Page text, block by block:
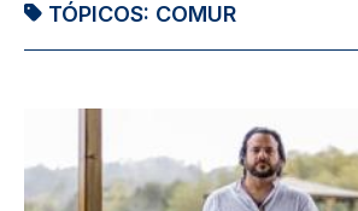
TÓPICOS: COMUR